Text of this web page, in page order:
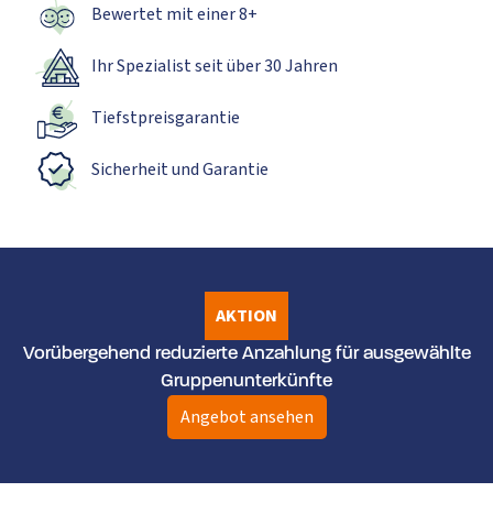
Bewertet mit einer 8+
Ihr Spezialist seit über 30 Jahren
Tiefstpreisgarantie
Sicherheit und Garantie
AKTION
Vorübergehend reduzierte Anzahlung für ausgewählte
Gruppenunterkünfte
Angebot ansehen